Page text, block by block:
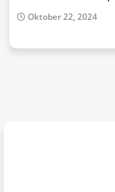
Oktober 22, 2024